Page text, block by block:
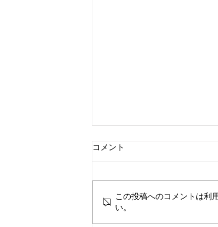
2026年夏合宿を開催
コメント
この投稿へのコメントは利
い。